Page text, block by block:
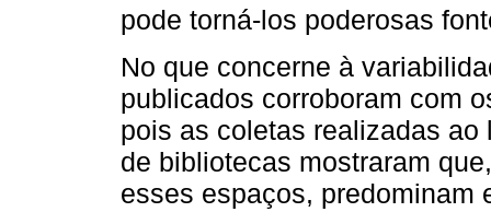
pode torná-los poderosas
No que concerne à
publicados corroboram com
pois as coletas realizadas
de bibliotecas mostraram
esses espaços, predominam